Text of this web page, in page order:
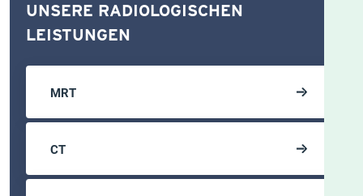
UNSERE RADIOLOGISCHEN
LEISTUNGEN
MRT
CT